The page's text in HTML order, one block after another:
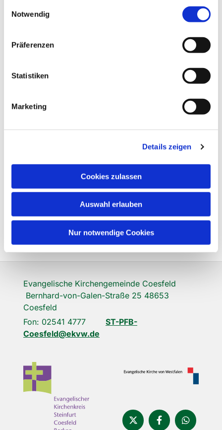
Notwendig
Präferenzen
Statistiken
Marketing
Details zeigen
Cookies zulassen
Auswahl erlauben
Nur notwendige Cookies
Peter Thomas Stuberg
Evangelische Kirchengemeinde Coesfeld
Bernhard-von-Galen-Straße 25 48653
Coesfeld
Fon: 02541 4777 ST-PFB-
Coesfeld@ekvw.de